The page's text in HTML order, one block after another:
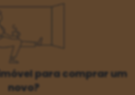
para comprar um
novo?